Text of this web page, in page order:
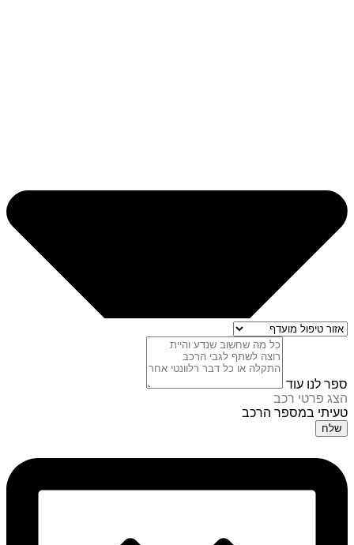
ספר לנו עוד
הצג פרטי רכב
טעיתי במספר הרכב
שלח